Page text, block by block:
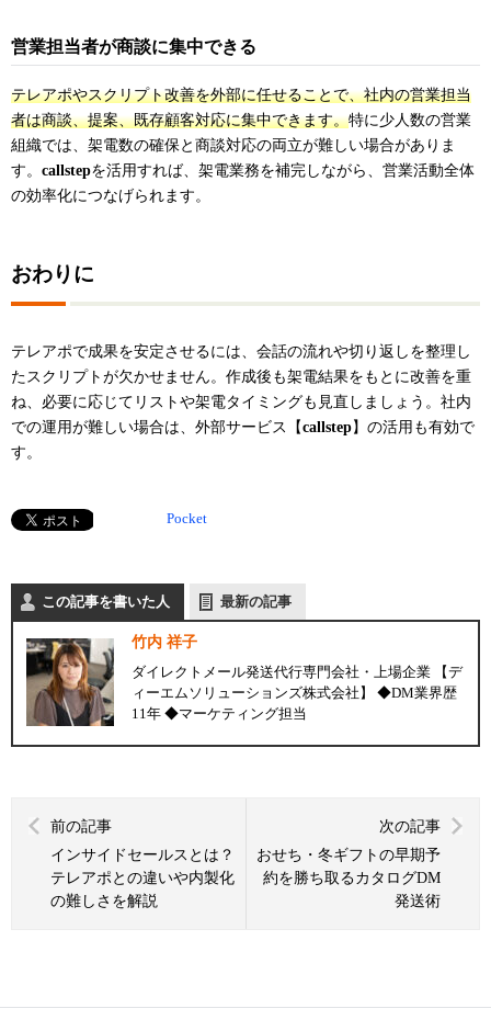
営業担当者が商談に集中できる
テレアポやスクリプト改善を外部に任せることで、社内の営業担当
者は商談、提案、既存顧客対応に集中できます。特に少人数の営業
組織では、架電数の確保と商談対応の両立が難しい場合がありま
す。 callstepを活用すれば、架電業務を補完しながら、営業活動全体
の効率化につなげられます。
おわりに
テレアポで成果を安定させるには、会話の流れや切り返しを整理し
たスクリプトが欠かせません。作成後も架電結果をもとに改善を重
ね、必要に応じてリストや架電タイミングも見直しましょう。社内
での運用が難しい場合は、外部サービス【callstep】の活用も有効で
す。
Pocket
この記事を書いた人 最新の記事
竹内 祥子
ダイレクトメール発送代行専門会社・上場企業 【デ
ィーエムソリューションズ株式会社】 ◆DM業界歴
11年 ◆マーケティング担当
前の記事
インサイドセールスとは？
テレアポとの違いや内製化
の難しさを解説
次の記事
おせち・冬ギフトの早期予
約を勝ち取るカタログDM
発送術